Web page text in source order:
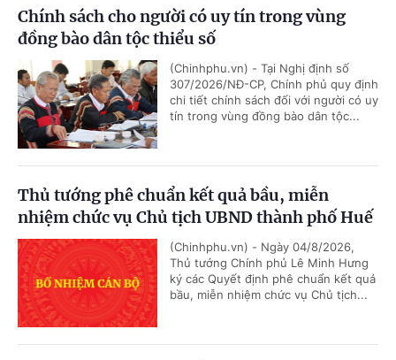
Chính sách cho người có uy tín trong vùng
đồng bào dân tộc thiểu số
(Chinhphu.vn) - Tại Nghị định số
307/2026/NĐ-CP, Chính phủ quy định
chi tiết chính sách đối với người có uy
tín trong vùng đồng bào dân tộc...
Thủ tướng phê chuẩn kết quả bầu, miễn
nhiệm chức vụ Chủ tịch UBND thành phố Huế
(Chinhphu.vn) - Ngày 04/8/2026,
Thủ tướng Chính phủ Lê Minh Hưng
ký các Quyết định phê chuẩn kết quả
bầu, miễn nhiệm chức vụ Chủ tịch...